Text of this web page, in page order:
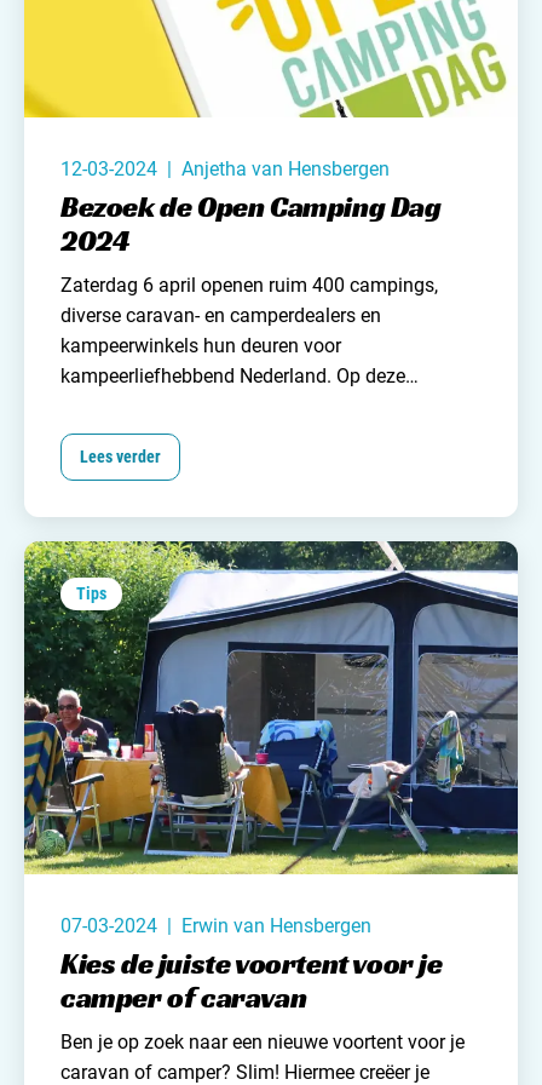
leuke winactie zodat jij kans maakt op deze
prachtige boeken.
12-03-2024 | Anjetha van Hensbergen
Bezoek de Open Camping Dag
2024
Zaterdag 6 april openen ruim 400 campings,
diverse caravan- en camperdealers en
kampeerwinkels hun deuren voor
kampeerliefhebbend Nederland. Op deze
Nationale Camping dag plaats. Een intitiatief van
kampeerplatform
overweeg je de aankoop van een (nieuwe)
caravan of camper? Trek er dan lekker op uit op
deze dag. Want naast dat er veel valt te zien, valt
er tijdens de Open Camping Dag ook veel te
winnen!
Lees verder
Tips
07-03-2024 | Erwin van Hensbergen
Kies de juiste voortent voor je
camper of caravan
Ben je op zoek naar een nieuwe voortent voor je
caravan of camper? Slim! Hiermee creëer je